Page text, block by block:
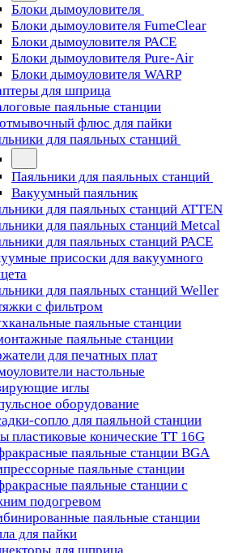
Блоки дымоуловителя
Блоки дымоуловителя FumeClear
Блоки дымоуловителя PACE
Блоки дымоуловителя Pure-Air
Блоки дымоуловителя WARP
для шприца
паяльные станции
флюс для пайки
для паяльных станций
Паяльники для паяльных станций
Вакуумный паяльник
для паяльных станций ATTEN
для паяльных станций Metcal
для паяльных станций PACE
присоски для вакуумного
для паяльных станций Weller
с фильтром
паяльные станции
паяльные станции
для печатных плат
настольные
иглы
оборудование
сопло для паяльной станции
пластиковые конические TT 16G
паяльные станции BGA
паяльные станции
паяльные станции с
подогревом
паяльные станции
для пайки
для шприца